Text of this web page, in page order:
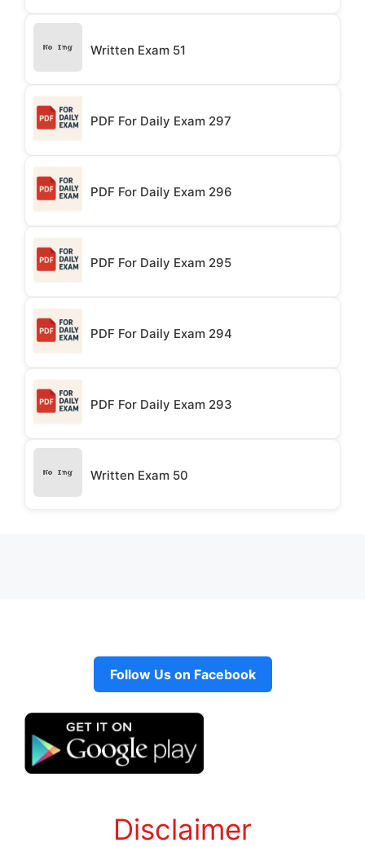
Written Exam 51
PDF For Daily Exam 297
PDF For Daily Exam 296
PDF For Daily Exam 295
PDF For Daily Exam 294
PDF For Daily Exam 293
Written Exam 50
Follow Us on Facebook
Disclaimer